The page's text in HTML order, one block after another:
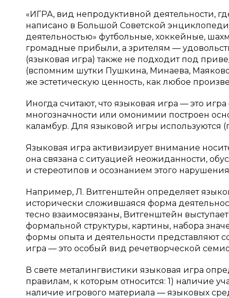
«ИГРА, вид непродуктивной деятельности,
написано в Большой Советской
деятельностью» футбольные, хоккейные,
громадные прибыли, а зрителям —
(языковая игра) также не подходит под
(вспомним шутки Пушкина, Минаева,
же эстетическую ценность, как любое
Иногда считают, что языковая игра — это
многозначности или омонимии построен
каламбур. Для языковой игры используются
Языковая игра активизирует внимание
она связана с ситуацией неожиданности,
и стереотипов и осознанием этого
Например, Л. Витгенштейн определяет
исторически сложившаяся форма
тесно взаимосвязаны, Витгенштейн
формальной структуры, картины, набора
формы опыта и деятельности представляют
игра — это особый вид речетворческой
В свете металингвистики языковая игра
правилам, к которым относится: 1) наличие
наличие игрового материала — языковых